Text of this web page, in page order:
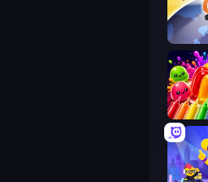
Jelly